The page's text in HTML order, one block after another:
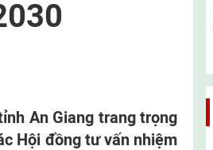
An Giang trang trọng
Hội đồng tư vấn nhiệm